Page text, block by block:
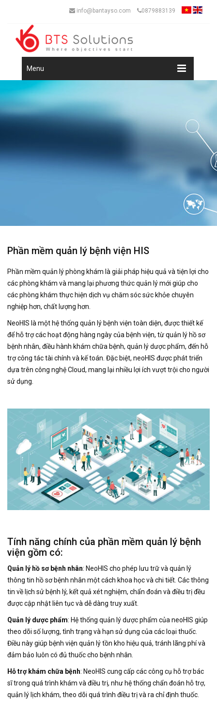
info@bantayso.com 0879883139
Menu
Phần mềm quản lý bệnh viện HIS
Phần mềm quản lý phòng khám là giải pháp hiệu quả và tiện lợi cho
các phòng khám và mang lại phương thức quản lý mới giúp cho
các phòng khám thực hiện dịch vụ chăm sóc sức khỏe chuyên
nghiệp hơn, chất lượng hơn.
NeoHIS là một hệ thống quản lý bệnh viện toàn diện, được thiết kế
để hỗ trợ các hoạt động hàng ngày của bệnh viện, từ quản lý hồ sơ
bệnh nhân, điều hành khám chữa bệnh, quản lý dược phẩm, đến hỗ
trợ công tác tài chính và kế toán. Đặc biệt, neoHIS được phát triển
dựa trên công nghệ Cloud, mang lại nhiều lợi ích vượt trội cho người
sử dụng.
Tính năng chính của phần mềm quản lý bệnh
viện gồm có:
Quản lý hồ sơ bệnh nhân: NeoHIS cho phép lưu trữ và quản lý
thông tin hồ sơ bệnh nhân một cách khoa học và chi tiết. Các thông
tin về lịch sử bệnh lý, kết quả xét nghiệm, chẩn đoán và điều trị đều
được cập nhật liên tục và dễ dàng truy xuất.
Quản lý dược phẩm: Hệ thống quản lý dược phẩm của neoHIS giúp
theo dõi số lượng, tình trạng và hạn sử dụng của các loại thuốc.
Điều này giúp bệnh viện quản lý tồn kho hiệu quả, tránh lãng phí và
đảm bảo luôn có đủ thuốc cho bệnh nhân.
Hỗ trợ khám chữa bệnh: NeoHIS cung cấp các công cụ hỗ trợ bác
sĩ trong quá trình khám và điều trị, như hệ thống chẩn đoán hỗ trợ,
quản lý lịch khám, theo dõi quá trình điều trị và ra chỉ định thuốc.